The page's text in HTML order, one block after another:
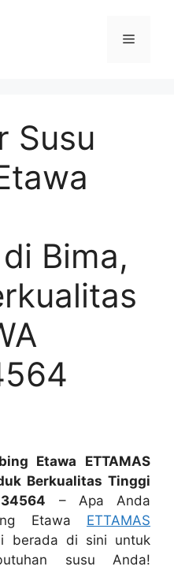
Menu
Susu
Bima,
Etawa ETTAMAS
Berkualitas Tinggi
– Apa Anda
Etawa ETTAMAS
berada di sini untuk
susu Anda!